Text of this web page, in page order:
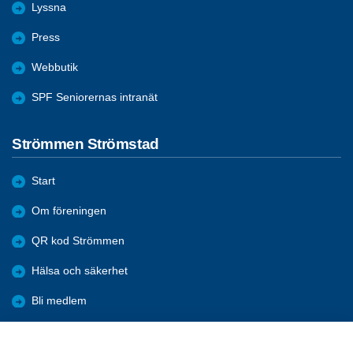
Lyssna
Press
Webbutik
SPF Seniorernas intranät
Strömmen Strömstad
Start
Om föreningen
QR kod Strömmen
Hälsa och säkerhet
Bli medlem